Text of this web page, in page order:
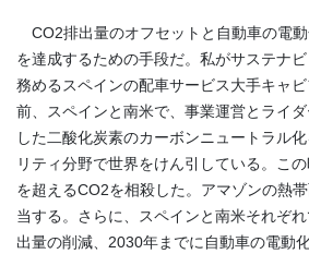
CO2排出量のオフセットと自動車の電
を達成するための手段だ。私がサステナ
務めるスペインの配車サービス大手キャビ
前、スペインと南米で、事業運営とライ
した二酸化炭素のカーボンニュートラル
リティ分野で世界をけん引している。こ
を超えるCO2を相殺した。アマゾンの熱
当する。さらに、スペインと南米それぞ
出量の削減、 2030年までに自動車の電動